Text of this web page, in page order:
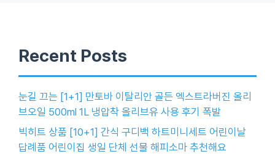
Recent Posts
눈길 끄는 [1+1] 만토바 이탈리안 골든 엑스트라버진 올리
브오일 500ml 1L 냉압착 올리브유 사용 후기 폭발
빅히트 상품 [10+1] 간식 구디백 하트미니세트 어린이날
답례품 어린이집 생일 단체 선물 해피소마 추천해요